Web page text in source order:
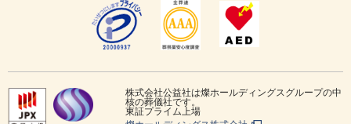
株式会社公益社は燦ホールディングスグループの中
核の葬儀社です。
東証プライム上場